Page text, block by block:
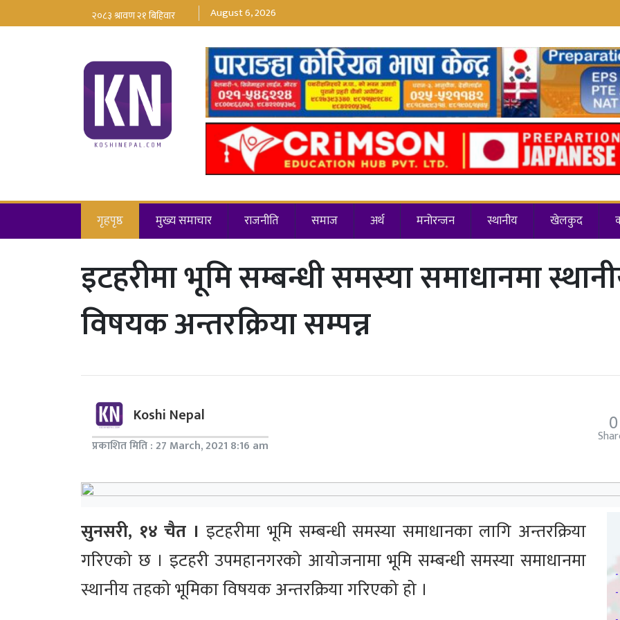
August 6, 2026
गृहपृष्ठ मुख्य समाचार राजनीति समाज अर्थ मनोरन्जन स्थानीय खेलकुद
इटहरीमा भूमि सम्बन्धी समस्या समाधानमा
विषयक अन्तरक्रिया सम्पन्न
Koshi Nepal
प्रकाशित मिति : 27 March, 2021 8:16 am
0
सुनसरी, १४ चैत । इटहरीमा भूमि सम्बन्धी समस्या समाधानका लागि अन्तरक्रिया
गरिएको छ । इटहरी उपमहानगरको आयोजनामा भूमि सम्बन्धी समस्या समाधानमा
स्थानीय तहको भूमिका विषयक अन्तरक्रिया गरिएको हो ।